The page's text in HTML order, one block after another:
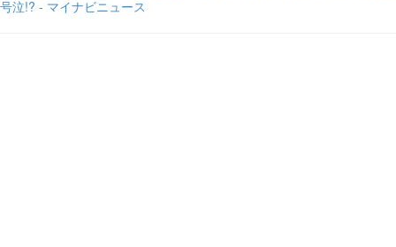
号泣!? - マイナビニュース